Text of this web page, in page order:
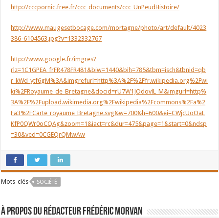
http://cccpornic.free.fr/ccc_documents/ccc_UnPeudHistoire/
http://www.maugesetbocage.com/mortagne/photo/art/default/4023
386-6104563.jpg?v=1332332767
http://www.google.fr/imgres?
rlz=1C1GPEA_frFR478FR481&biw=1440&bih=785&tbm=isch&tbnid=qb
r_kWd_ytf6gM%3A&imgrefurl=http%3A%2F%2Ffr.wikipedia.org%2Fwi
ki%2FRoyaume_de_Bretagne&docid=rU7W1JOdovlL_M&imgurl=http%
3A%2F%2Fupload.wikimedia.org%2Fwikipedia%2Fcommons%2Fa%2
Fa3%2FCarte_royaume_Bretagne.svg&w=700&h=600&ei=CWjcUoOaL
KfP0QWr0oCQAg&zoom=1&iact=rc&dur=475&page=1&start=0&ndsp
=30&ved=0CGEQrQMwAw
Mots-clés SOCIÉTÉ
À propos du rédacteur Frédéric Morvan